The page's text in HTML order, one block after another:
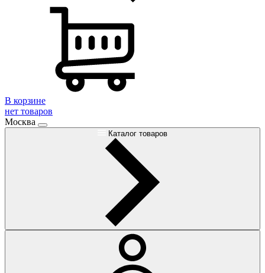
В корзине
нет товаров
Москва
Каталог товаров